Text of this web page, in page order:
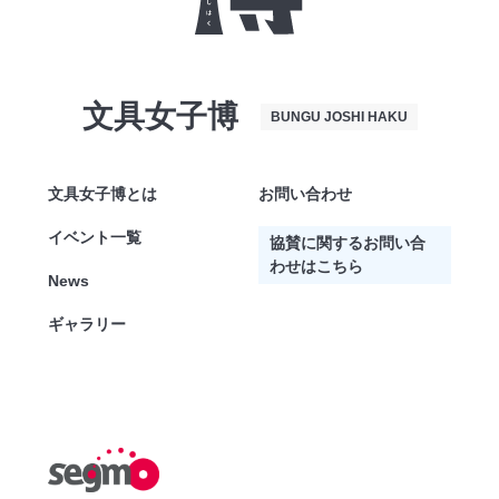
文具女子博 BUNGU JOSHI HAKU
文具女子博とは
イベント一覧
News
ギャラリー
お問い合わせ
協賛に関するお問い合
わせはこちら